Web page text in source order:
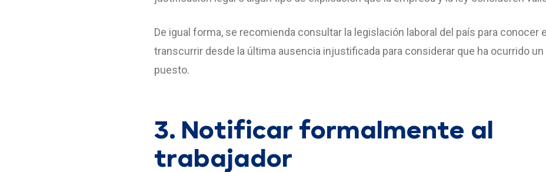
De igual forma, se recomienda consultar la legislación laboral del país para conocer
transcurrir desde la última ausencia injustificada para considerar que ha ocurrido un
puesto.
3. Notificar formalmente al
trabajador